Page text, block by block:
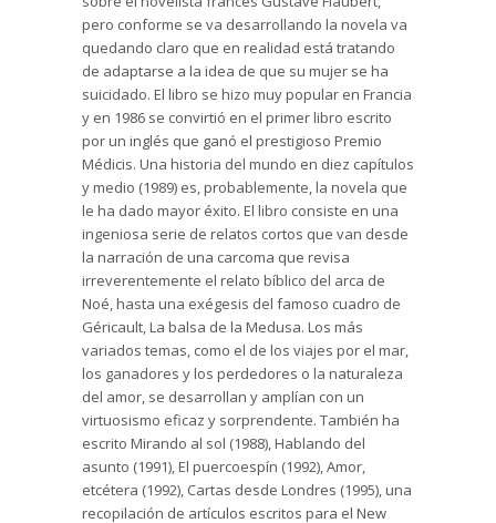
pero conforme se va desarrollando la novela va
quedando claro que en realidad está tratando
de adaptarse a la idea de que su mujer se ha
suicidado. El libro se hizo muy popular en Francia
y en 1986 se convirtió en el primer libro escrito
por un inglés que ganó el prestigioso Premio
Médicis. Una historia del mundo en diez capítulos
y medio (1989) es, probablemente, la novela que
le ha dado mayor éxito. El libro consiste en una
ingeniosa serie de relatos cortos que van desde
la narración de una carcoma que revisa
irreverentemente el relato bíblico del arca de
Noé, hasta una exégesis del famoso cuadro de
Géricault, La balsa de la Medusa. Los más
variados temas, como el de los viajes por el mar,
los ganadores y los perdedores o la naturaleza
del amor, se desarrollan y amplían con un
virtuosismo eficaz y sorprendente. También ha
escrito Mirando al sol (1988), Hablando del
asunto (1991), El puercoespín (1992), Amor,
etcétera (1992), Cartas desde Londres (1995), una
recopilación de artículos escritos para el New